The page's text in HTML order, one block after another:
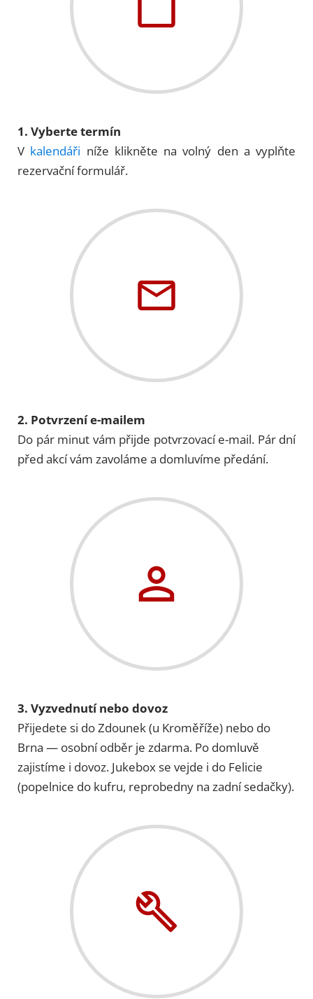
1. Vyberte termín
V kalendáři níže klikněte na volný den a vyplňte
rezervační formulář.
2. Potvrzení e-mailem
Do pár minut vám přijde potvrzovací e-mail. Pár dní
před akcí vám zavoláme a domluvíme předání.
3. Vyzvednutí nebo dovoz
Přijedete si do Zdounek (u Kroměříže) nebo do
Brna — osobní odběr je zdarma. Po domluvě
zajistíme i dovoz. Jukebox se vejde i do Felicie
(popelnice do kufru, reprobedny na zadní sedačky).